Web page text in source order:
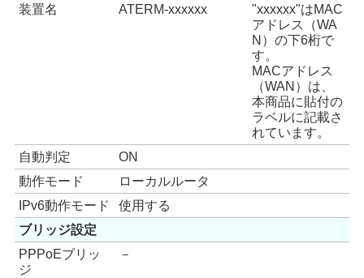
装置名
ATERM-xxxxxx
"xxxxxx"はMAC
アドレス（WA
N）の下6桁で
す。
MACアドレス
（WAN）は、
本商品に貼付の
ラベルに記載さ
れています。
自動判定
ON
動作モード
ローカルルータ
IPv6動作モード
使用する
ブリッジ設定
PPPoEブリッ
ジ
－